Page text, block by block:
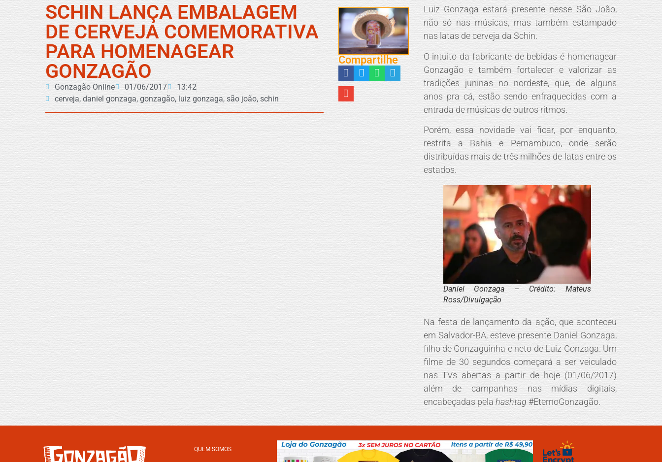
SCHIN LANÇA EMBALAGEM
DE CERVEJA COMEMORATIVA
PARA HOMENAGEAR
GONZAGÃO
Gonzagão Online 01/06/2017
13:42
cerveja,daniel gonzaga,gonzagão, luiz gonzaga, são joão, schin
Compartilhe
Luiz Gonzaga estará presente nesse São João,
não só nas músicas, mas também estampado
nas latas de cerveja da Schin.
O intuito da fabricante de bebidas é homenagear
Gonzagão e também fortalecer e valorizar as
tradições juninas no nordeste, que, de alguns
anos pra cá, estão sendo enfraquecidas com a
entrada de músicas de outros ritmos.
Porém, essa novidade vai ficar, por enquanto,
restrita a Bahia e Pernambuco, onde serão
distribuídas mais de três milhões de latas entre os
estados.
Daniel Gonzaga – Crédito: Mateus
Ross/Divulgação
Na festa de lançamento da ação, que aconteceu
em Salvador-BA, esteve presente Daniel Gonzaga,
filho de Gonzaguinha e neto de Luiz Gonzaga. Um
filme de 30 segundos começará a ser veiculado
nas TVs abertas a partir de hoje (01/06/2017)
além de campanhas nas mídias digitais,
encabeçadas pelahashtag #EternoGonzagão.
QUEM SOMOS